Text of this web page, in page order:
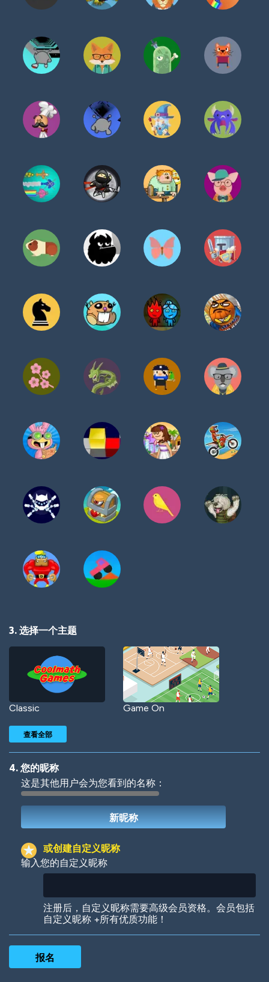
3. 选择一个主题
Classic Game On
Woof Jungle Cats
查看全部
4. 您的昵称
这是其他用户会为您看到的名称：
或创建自定义昵称
输入您的自定义昵称
注册后，自定义昵称需要高级会员资格。会员包括
自定义昵称 +所有优质功能！